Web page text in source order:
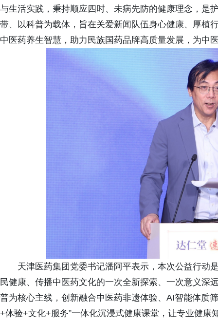
与生活实践，秉持顺应四时、未病先防的健康理念，是
带、以科普为载体，旨在关爱新闻队伍身心健康、厚植
中医药养生智慧，助力民族国药品牌高质量发展，为中
天津医药集团党委书记潘阿平表示，本次公益行动
民健康、传播中医药文化的一次全新探索、一次意义深
普为核心主线，创新融合中医药非遗体验、AI智能体质
+体验+文化+服务”一体化沉浸式健康课堂，让专业健